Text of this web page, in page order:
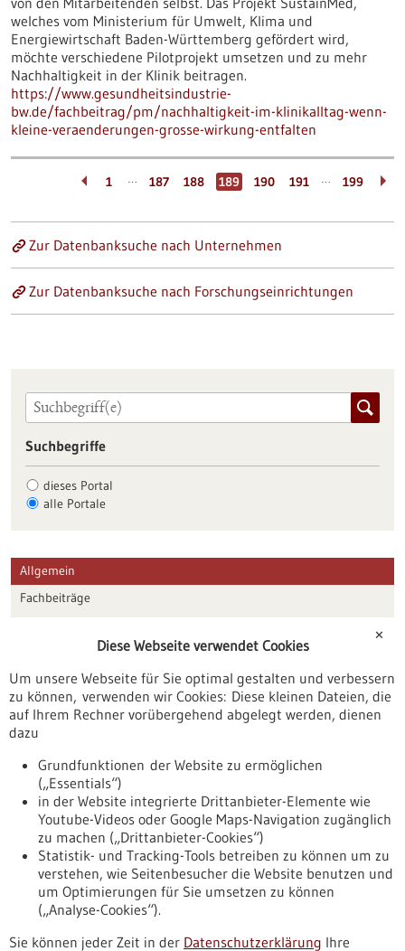
welches vom Ministerium für Umwelt, Klima und
Energiewirtschaft Baden-Württemberg gefördert wird,
möchte verschiedene Pilotprojekt umsetzen und zu mehr
Nachhaltigkeit in der Klinik beitragen.
https://www.gesundheitsindustrie-
bw.de/fachbeitrag/pm/nachhaltigkeit-im-klinikalltag-wenn-
kleine-veraenderungen-grosse-wirkung-entfalten
1 … 187 188 189 190 191 … 199
Zur Datenbanksuche nach Unternehmen
Zur Datenbanksuche nach Forschungseinrichtungen
Suchbegriffe
dieses Portal
alle Portale
Allgemein
Fachbeiträge
Veranstaltungen
Erscheinungsdatum
Nach oben
✕
Diese Webseite verwendet Cookies
Um unsere Webseite für Sie optimal gestalten und verbessern
zu können, verwenden wir Cookies: Diese kleinen Dateien, die
auf Ihrem Rechner vorübergehend abgelegt werden, dienen
dazu
Grundfunktionen der Website zu ermöglichen
(„Essentials“)
in der Website integrierte Drittanbieter-Elemente wie
Youtube-Videos oder Google Maps-Navigation zugänglich
zu machen („Drittanbieter-Cookies“)
Statistik- und Tracking-Tools betreiben zu können um zu
verstehen, wie Seitenbesucher die Website benutzen und
um Optimierungen für Sie umsetzen zu können
(„Analyse-Cookies“).
Sie können jeder Zeit in der Datenschutzerklärung Ihre